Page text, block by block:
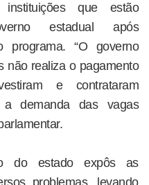
que estão
estadual após
programa. “O governo
não realiza o pagamento
e contrataram
a demanda das vagas
do estado expôs as
problemas, levando